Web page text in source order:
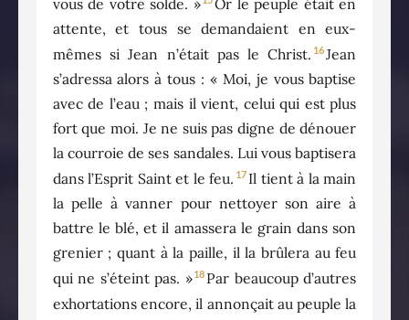
attente, et tous se demandaient en eux-
mêmes si Jean n’était pas le Christ. 16Jean
s’adressa alors à tous : « Moi, je vous baptise
avec de l’eau ; mais il vient, celui qui est plus
fort que moi. Je ne suis pas digne de dénouer
la courroie de ses sandales. Lui vous baptisera
dans l’Esprit Saint et le feu. 17 Il tient à la main
la pelle à vanner pour nettoyer son aire à
battre le blé, et il amassera le grain dans son
grenier ; quant à la paille, il la brûlera au feu
qui ne s’éteint pas. »18 Par beaucoup d’autres
exhortations encore, il annonçait au peuple la